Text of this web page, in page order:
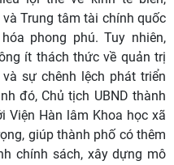
Trung tâm tài chính quốc
phong phú. Tuy nhiên,
ít thách thức về quản trị
sự chênh lệch phát triển
đó, Chủ tịch UBND thành
Viện Hàn lâm Khoa học xã
giúp thành phố có thêm
chính sách, xây dựng mô